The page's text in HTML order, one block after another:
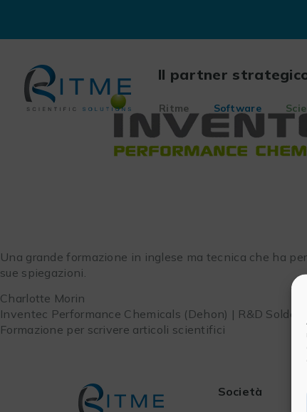
content
Il partner
Ritme Software
Una grande formazione in inglese ma tecnica che ha
sue spiegazioni.
Charlotte Morin
Inventec Performance Chemicals (Dehon) | R&D
Formazione per scrivere articoli scientifici
Società